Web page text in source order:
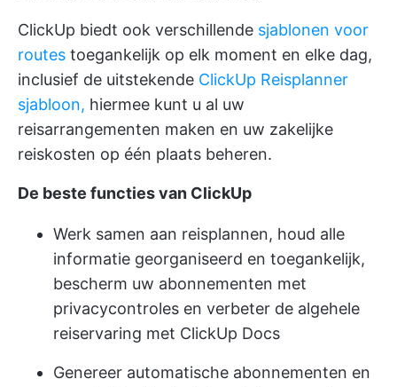
ClickUp biedt ook verschillende sjablonen voor
routes toegankelijk op elk moment en elke dag,
inclusief de uitstekende ClickUp Reisplanner
sjabloon, hiermee kunt u al uw
reisarrangementen maken en uw zakelijke
reiskosten op één plaats beheren.
De beste functies van ClickUp
Werk samen aan reisplannen, houd alle
informatie georganiseerd en toegankelijk,
bescherm uw abonnementen met
privacycontroles en verbeter de algehele
reiservaring met ClickUp Docs
Genereer automatische abonnementen en